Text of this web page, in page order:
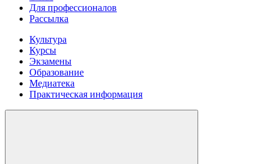
Для профессионалов
Рассылка
Культура
Курсы
Экзамены
Образование
Медиатека
Практическая информация